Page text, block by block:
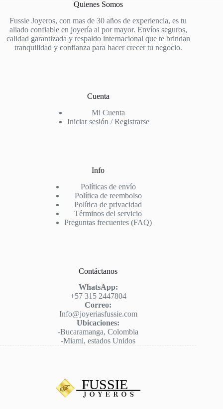
Quienes Somos
Fussie Joyeros, con mas de 30 años de experiencia, es tu
aliado confiable en joyería al por mayor. Envíos seguros,
calidad garantizada y respaldo internacional que te brindan
tranquilidad y confianza para hacer crecer tu negocio.
Cuenta
Mi Cuenta
Iniciar sesión / Registrarse
Info
Políticas de envío
Política de reembolso
Política de privacidad
Términos del servicio
Preguntas frecuentes (FAQ)
Contáctanos
WhatsApp:
+57 315 2447804
Correo:
Info@joyeriasfussie.com
Ubicaciones:
-Bucaramanga, Colombia
-Miami, estados Unidos